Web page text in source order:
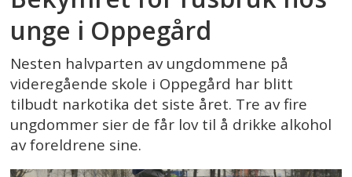
unge i Oppegård
Nesten halvparten av ungdommene på
videregående skole i Oppegård har blitt
tilbudt narkotika det siste året. Tre av fire
ungdommer sier de får lov til å drikke alkohol
av foreldrene sine.